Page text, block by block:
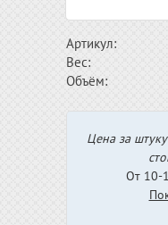
Артикул:
Вес:
Объём:
Цена за
От 10-